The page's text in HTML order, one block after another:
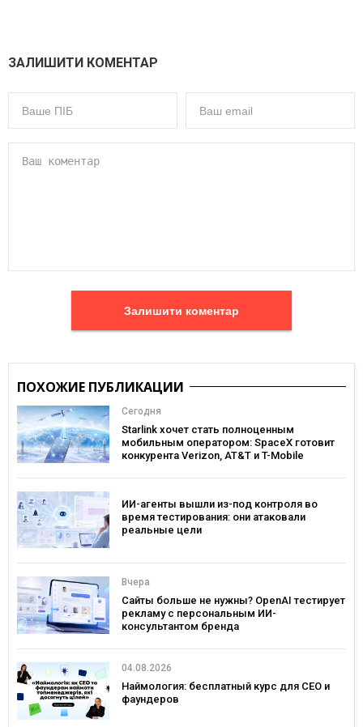
ЗАЛИШИТИ КОМЕНТАР
Залишити коментар
ПОХОЖИЕ ПУБЛИКАЦИИ
Сегодня
Starlink хочет стать полноценным
мобильным оператором: SpaceX готовит
конкурента Verizon, AT&T и T-Mobile
ИИ-агенты вышли из-под контроля во
время тестирования: они атаковали
реальные цели
Вчера
Сайты больше не нужны? OpenAI тестирует
рекламу с персональным ИИ-
консультантом бренда
04.08.2026
Наймология: бесплатный курс для CEO и
фаундеров